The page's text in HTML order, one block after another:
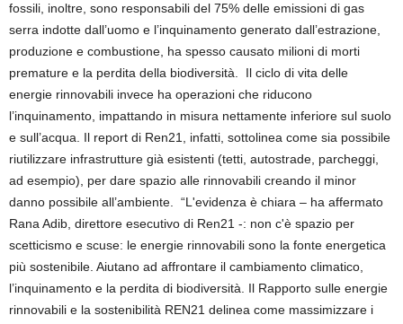
fossili, inoltre, sono responsabili del 75% delle emissioni di gas
serra indotte dall’uomo e l’inquinamento generato dall’estrazione,
produzione e combustione, ha spesso causato milioni di morti
premature e la perdita della biodiversità. Il ciclo di vita delle
energie rinnovabili invece ha operazioni che riducono
l’inquinamento, impattando in misura nettamente inferiore sul suolo
e sull’acqua. Il report di Ren21, infatti, sottolinea come sia possibile
riutilizzare infrastrutture già esistenti (tetti, autostrade, parcheggi,
ad esempio), per dare spazio alle rinnovabili creando il minor
danno possibile all’ambiente. “L'evidenza è chiara – ha affermato
Rana Adib, direttore esecutivo di Ren21 -: non c'è spazio per
scetticismo e scuse: le energie rinnovabili sono la fonte energetica
più sostenibile. Aiutano ad affrontare il cambiamento climatico,
l’inquinamento e la perdita di biodiversità. Il Rapporto sulle energie
rinnovabili e la sostenibilità REN21 delinea come massimizzare i